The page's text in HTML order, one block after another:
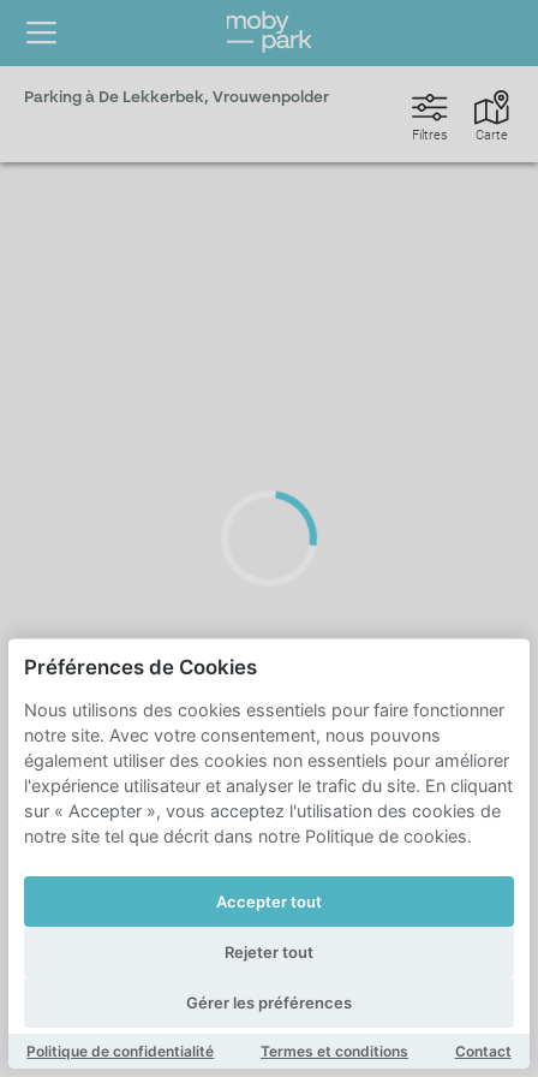
Parking à De Lekkerbek, Vrouwenpolder
Carte
Filtres
Préférences de Cookies
Nous utilisons des cookies essentiels pour faire fonctionner
notre site. Avec votre consentement, nous pouvons
également utiliser des cookies non essentiels pour améliorer
l'expérience utilisateur et analyser le trafic du site. En cliquant
sur « Accepter », vous acceptez l'utilisation des cookies de
notre site tel que décrit dans notre Politique de cookies.
Accepter tout
Rejeter tout
Gérer les préférences
Politique de confidentialité Termes et conditions Contact